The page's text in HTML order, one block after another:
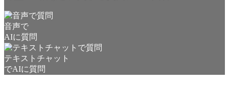
音声で
AIに質問
テキストチャット
でAIに質問